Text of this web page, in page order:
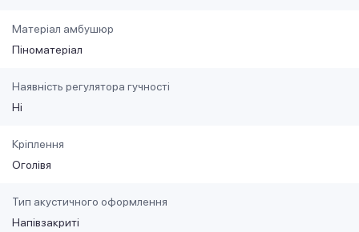
Матеріал амбушюр
Піноматеріал
Наявність регулятора гучності
Ні
Кріплення
Оголівя
Тип акустичного оформлення
Напівзакриті